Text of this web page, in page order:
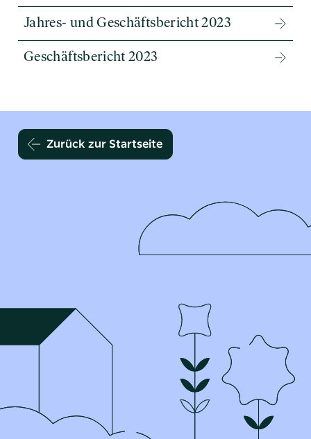
Jahres- und Geschäftsbericht 2023
Geschäftsbericht 2023
Zurück zur Startseite